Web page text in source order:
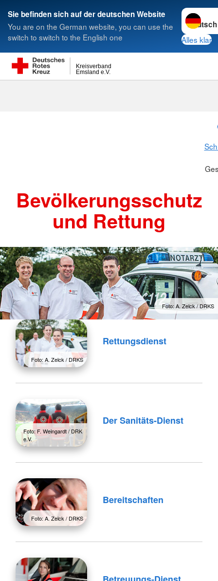
Sie befinden sich auf der deutschen Website
You are on the German website, you can use the
switch to switch to the English one
Sprache
Alles klar
Emsland e.V.
Kreisverband
Suche
Bevölkerungsschutz
und Rettung
Foto: A. Zelck / DRKS
Foto: A. Zelck / DRKS
Rettungsdienst
Foto: F. Weingardt / DRK
e.V.
Der Sanitäts-Dienst
Foto: A. Zelck / DRKS
Bereitschaften